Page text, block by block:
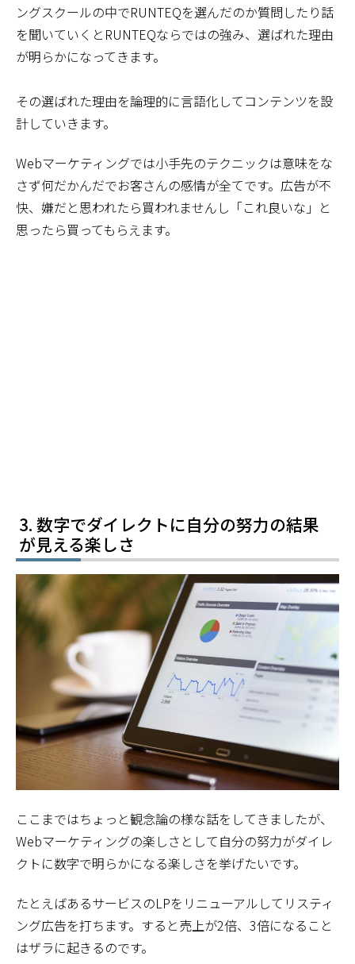
ングスクールの中でRUNTEQを選んだのか質問したり話
を聞いていくとRUNTEQならではの強み、選ばれた理由
が明らかになってきます。
その選ばれた理由を論理的に言語化してコンテンツを設
計していきます。
Webマーケティングでは小手先のテクニックは意味をな
さず何だかんだでお客さんの感情が全てです。広告が不
快、嫌だと思われたら買われませんし「これ良いな」と
思ったら買ってもらえます。
数字でダイレクトに自分の努力の結果
が見える楽しさ
ここまではちょっと観念論の様な話をしてきましたが、
Webマーケティングの楽しさとして自分の努力がダイレ
クトに数字で明らかになる楽しさを挙げたいです。
たとえばあるサービスのLPをリニューアルしてリスティ
ング広告を打ちます。すると売上が2倍、3倍になること
はザラに起きるのです。